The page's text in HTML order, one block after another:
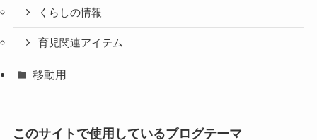
くらしの情報
育児関連アイテム
移動用
このサイトで使用しているブログテーマ